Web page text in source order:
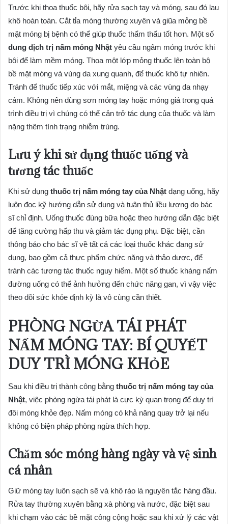
Trước khi thoa thuốc bôi, hãy rửa sạch tay và móng, sau đó lau
khô hoàn toàn. Cắt tỉa móng thường xuyên và giũa mỏng bề
mặt móng bị bệnh có thể giúp thuốc thẩm thấu tốt hơn. Một số
dung dịch trị nấm móng Nhật yêu cầu ngâm móng trước khi
bôi để làm mềm móng. Thoa một lớp mỏng thuốc lên toàn bộ
bề mặt móng và vùng da xung quanh, để thuốc khô tự nhiên.
Tránh để thuốc tiếp xúc với mắt, miệng và các vùng da nhạy
cảm. Không nên dùng sơn móng tay hoặc móng giả trong quá
trình điều trị vì chúng có thể cản trở tác dụng của thuốc và làm
nặng thêm tình trạng nhiễm trùng.
Lưu ý khi sử dụng thuốc uống và
tương tác thuốc
Khi sử dụng thuốc trị nấm móng tay của Nhật dạng uống, hãy
luôn đọc kỹ hướng dẫn sử dụng và tuân thủ liều lượng do bác
sĩ chỉ định. Uống thuốc đúng bữa hoặc theo hướng dẫn đặc biệt
để tăng cường hấp thu và giảm tác dụng phụ. Đặc biệt, cần
thông báo cho bác sĩ về tất cả các loại thuốc khác đang sử
dụng, bao gồm cả thực phẩm chức năng và thảo dược, để
tránh các tương tác thuốc nguy hiểm. Một số thuốc kháng nấm
đường uống có thể ảnh hưởng đến chức năng gan, vì vậy việc
theo dõi sức khỏe định kỳ là vô cùng cần thiết.
PHÒNG NGỪA TÁI PHÁT
NẤM MÓNG TAY: BÍ QUYẾT
DUY TRÌ MÓNG KHỎE
Sau khi điều trị thành công bằng thuốc trị nấm móng tay của
Nhật, việc phòng ngừa tái phát là cực kỳ quan trọng để duy trì
đôi móng khỏe đẹp. Nấm móng có khả năng quay trở lại nếu
không có biện pháp phòng ngừa thích hợp.
Chăm sóc móng hàng ngày và vệ sinh
cá nhân
Giữ móng tay luôn sạch sẽ và khô ráo là nguyên tắc hàng đầu.
Rửa tay thường xuyên bằng xà phòng và nước, đặc biệt sau
khi chạm vào các bề mặt công cộng hoặc sau khi xử lý các vật